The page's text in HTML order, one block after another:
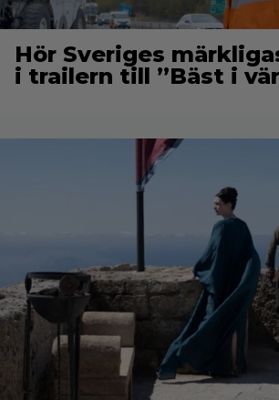
Hör Sveriges
i trailern till ”Bäst i